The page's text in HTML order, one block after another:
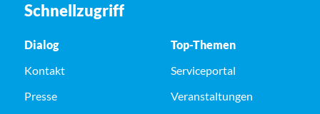
Schnellzugriff
Dialog
Kontakt
Presse
Top-Themen
Serviceportal
Veranstaltungen